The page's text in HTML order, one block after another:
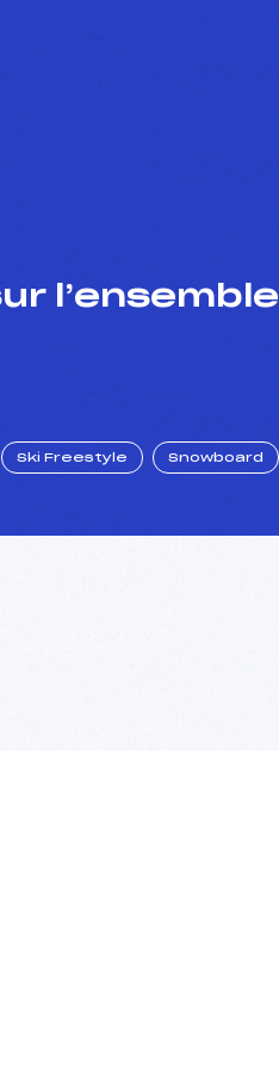
l’ensemble
Ski Freestyle Snowboard